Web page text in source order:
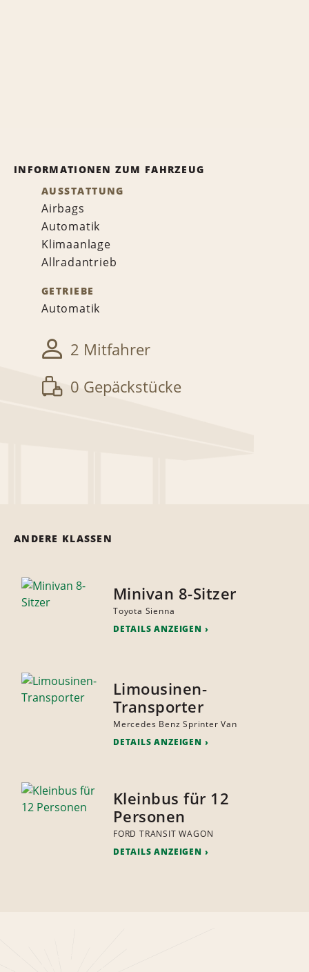
INFORMATIONEN ZUM FAHRZEUG
AUSSTATTUNG
Airbags
Automatik
Klimaanlage
Allradantrieb
GETRIEBE
Automatik
2 Mitfahrer
0 Gepäckstücke
ANDERE KLASSEN
Minivan 8-Sitzer
Toyota Sienna
DETAILS ANZEIGEN
Limousinen-
Transporter
Mercedes Benz Sprinter Van
DETAILS ANZEIGEN
Kleinbus für 12
Personen
FORD TRANSIT WAGON
DETAILS ANZEIGEN